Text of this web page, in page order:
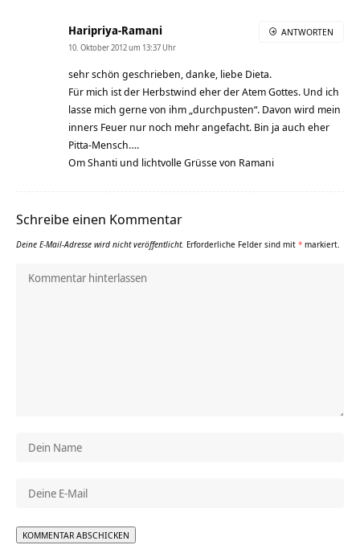
Haripriya-Ramani
10. Oktober 2012 um 13:37 Uhr
sehr schön geschrieben, danke, liebe Dieta.
Für mich ist der Herbstwind eher der Atem Gottes. Und ich
lasse mich gerne von ihm „durchpusten“. Davon wird mein
inners Feuer nur noch mehr angefacht. Bin ja auch eher
Pitta-Mensch….
Om Shanti und lichtvolle Grüsse von Ramani
ANTWORTEN
Schreibe einen Kommentar
Deine E-Mail-Adresse wird nicht veröffentlicht. Erforderliche Felder sind mit * markiert.